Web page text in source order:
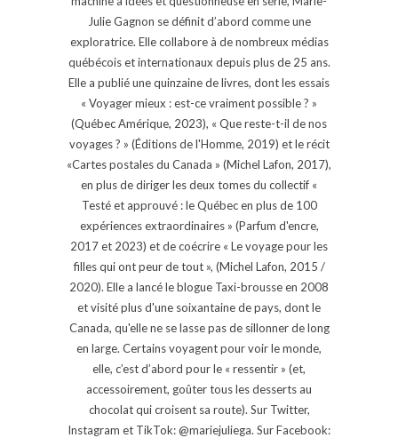
Julie Gagnon se définit d’abord comme une
exploratrice. Elle collabore à de nombreux médias
québécois et internationaux depuis plus de 25 ans.
Elle a publié une quinzaine de livres, dont les essais
« Voyager mieux : est-ce vraiment possible ? »
(Québec Amérique, 2023), « Que reste-t-il de nos
voyages ? » (Éditions de l'Homme, 2019) et le récit
«Cartes postales du Canada » (Michel Lafon, 2017),
en plus de diriger les deux tomes du collectif «
Testé et approuvé : le Québec en plus de 100
expériences extraordinaires » (Parfum d'encre,
2017 et 2023) et de coécrire « Le voyage pour les
filles qui ont peur de tout », (Michel Lafon, 2015 /
2020). Elle a lancé le blogue Taxi-brousse en 2008
et visité plus d'une soixantaine de pays, dont le
Canada, qu'elle ne se lasse pas de sillonner de long
en large. Certains voyagent pour voir le monde,
elle, c’est d’abord pour le « ressentir » (et,
accessoirement, goûter tous les desserts au
chocolat qui croisent sa route). Sur Twitter,
Instagram et TikTok: @mariejuliega. Sur Facebook: